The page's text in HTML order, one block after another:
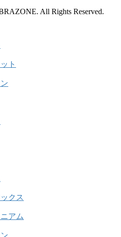
All Rights Reserved.
ト
クス
アム